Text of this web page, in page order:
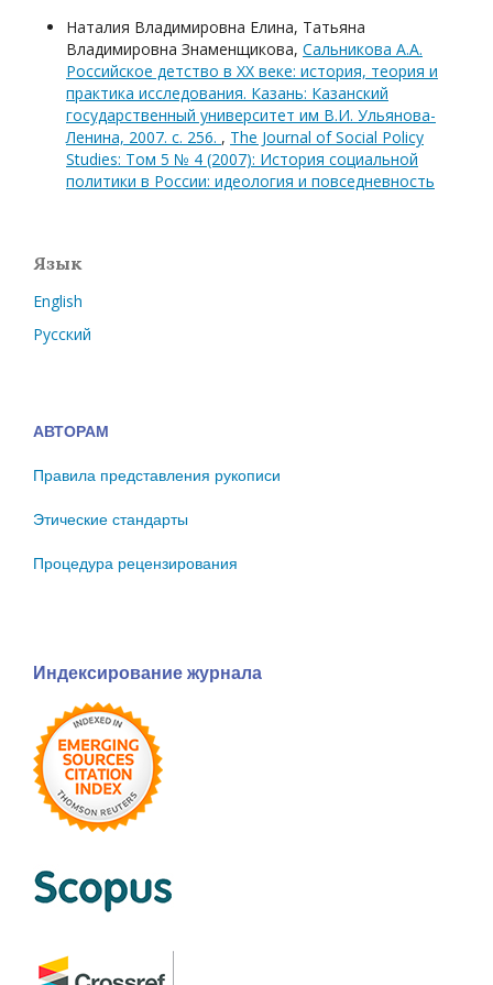
Наталия Владимировна Елина, Татьяна
Владимировна Знаменщикова, Сальникова А.А.
Российское детство в XX веке: история, теория и
практика исследования. Казань: Казанский
государственный университет им В.И. Ульянова-
Ленина, 2007. с. 256. , The Journal of Social Policy
Studies: Том 5 № 4 (2007): История социальной
политики в России: идеология и повседневность
Язык
English
Русский
АВТОРАМ
Правила представления рукописи
Этические стандарты
Процедура рецензирования
Индексирование журнала